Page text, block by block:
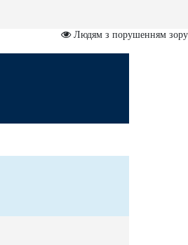
Людям з порушенням зору